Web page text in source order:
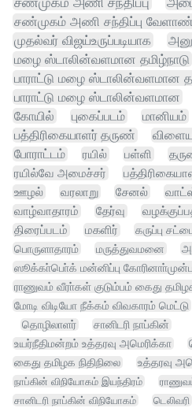
சண்முகம் அணி சந்திப்பு வேளாண்
முதல்வர் விஜய்உருப்படியாக
மழை ஸ்டாலின்வளமான தமிழ்நாடு
பாராட்டு மழை ஸ்டாலின்வளமான
பாராட்டு மழை ஸ்டாலின்வளமான
கோயில்
புகைப்படம் மானியம்
பத்திரிகையாளர் தருண்
போராட்டம்
ரயில் பள்ளி
ரயில்வே அமைச்சர்
ஊழல்
வரலாறு சேனல்
வாழ்வாதாரம்
தேர்வு
திரைப்படம்
மகளிர் கருப்பு சட்டை
பொருளாதாரம்
மருத்துவமனை
ஸூக்கா்பொ்க் மன்னிப்பு
ராணுவம் வீரா்கள் குடும்பம் கைது
மோடி விடியோ நீக்கம் விவகாரம் மெட்டு
தொழிலாளர்
சானிடரி நாப்கின்
உயர்நீதிமன்றம் உத்தரவு அமெரிக்கா
கைது தமிழக நிதிநிலை
உத்தரவு
நாப்கின் விநியோகம் இயந்திரம்
சானிடரி நாப்கின் விநியோகம்
டெலிவரி